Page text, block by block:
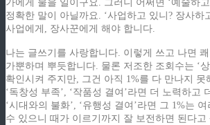
가에게 물을 일이구요. 그러니 어쩌면 ‘예술하
정확한 말이 아닐까요. ‘사업하고 있니? 장사하
사업에게, 장사꾼에게 해야 합니다.
나는 글쓰기를 사랑합니다. 이렇게 쓰고 나면
가뿐하며 뿌듯합니다. 물론 저조한 조회수는 ‘
확인시켜 주지만, 그건 아직 1%를 다 만나지 못
‘독창성 부족’, ‘작품성 결여’라면 더 노력하고
‘시대와의 불화’, ‘유행성 결여’라면 그 1%는
수 있으니 때가 이르기까지 잘 보전하면 된다